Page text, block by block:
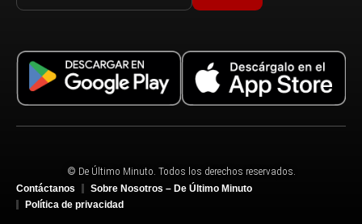
© De Último Minuto. Todos los derechos reservados.
Contáctanos
Sobre Nosotros – De Último Minuto
Política de privacidad